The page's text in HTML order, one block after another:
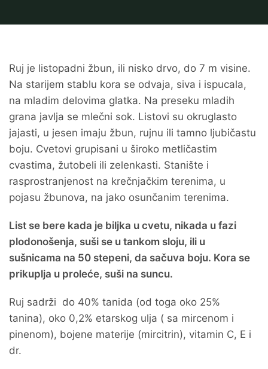
Ruj je listopadni žbun, ili nisko drvo, do 7 m visine.
Na starijem stablu kora se odvaja, siva i ispucala,
na mladim delovima glatka. Na preseku mladih
grana javlja se mlečni sok. Listovi su okruglasto
jajasti, u jesen imaju žbun, rujnu ili tamno ljubičastu
boju. Cvetovi grupisani u široko metličastim
cvastima, žutobeli ili zelenkasti. Stanište i
rasprostranjenost na krečnjačkim terenima, u
pojasu žbunova, na jako osunčanim terenima.
List se bere kada je biljka u cvetu, nikada u fazi
plodonošenja, suši se u tankom sloju, ili u
sušnicama na 50 stepeni, da sačuva boju. Kora se
prikuplja u proleće, suši na suncu.
Ruj sadrži do 40% tanida (od toga oko 25%
tanina), oko 0,2% etarskog ulja ( sa mircenom i
pinenom), bojene materije (mircitrin), vitamin C, E i
dr.